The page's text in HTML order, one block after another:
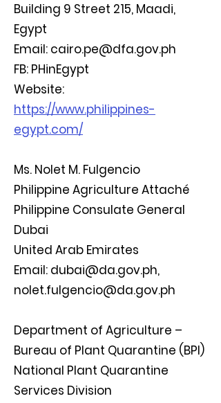
Building 9 Street 215, Maadi,
Egypt
Email: cairo.pe@dfa.gov.ph
FB: PHinEgypt
Website:
https://www.philippines-
egypt.com/
Ms. Nolet M. Fulgencio
Philippine Agriculture Attaché
Philippine Consulate General
Dubai
United Arab Emirates
Email: dubai@da.gov.ph,
nolet.fulgencio@da.gov.ph
Department of Agriculture –
Bureau of Plant Quarantine (BPI)
National Plant Quarantine
Services Division